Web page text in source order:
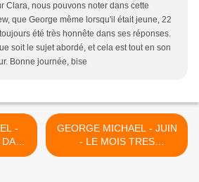
Clara, nous pouvons noter dans cette
que George même lorsqu'il était jeune, 22
été très honnête dans ses réponses.
soit le sujet abordé, et cela est tout en son
Bonne journée, bise
GEORGE MICHAEL - JUIN
- LE MOIS TRES
IMPORTANT POUR TOUS